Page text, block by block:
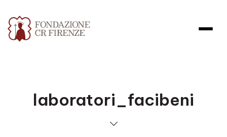
laboratori_facibeni